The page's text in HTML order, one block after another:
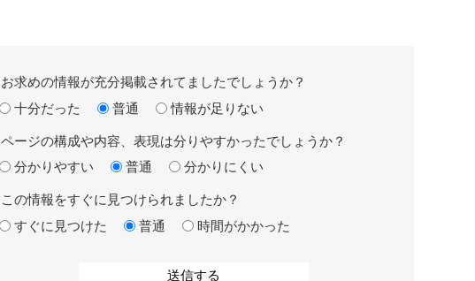
お求めの情報が充分掲載されてましたでしょうか？
十分だった
普通 情報が足りない
ページの構成や内容、表現は分りやすかったでしょうか？
分かりやすい
普通 分かりにくい
この情報をすぐに見つけられましたか？
すぐに見つけた
普通 時間がかかった